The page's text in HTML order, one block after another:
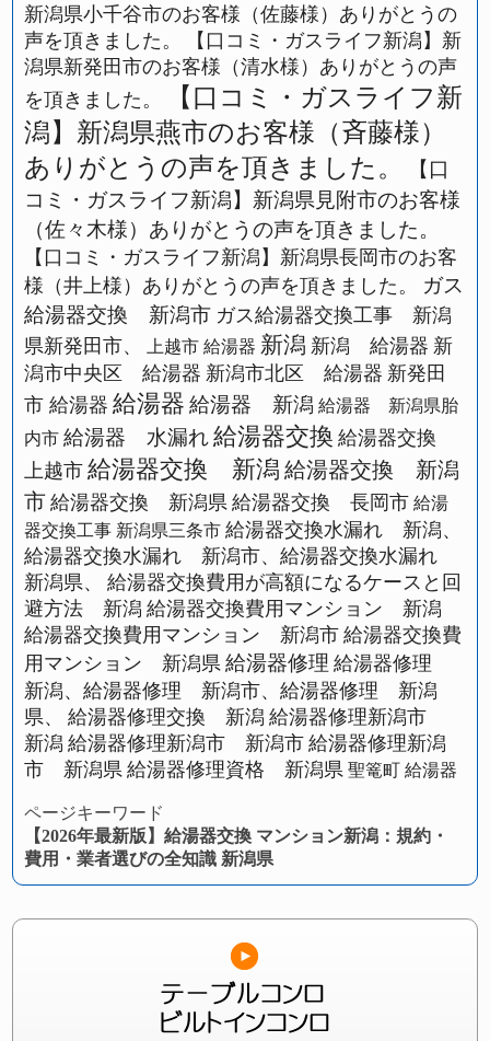
新潟県小千谷市のお客様（佐藤様）ありがとうの
声を頂きました。
【口コミ・ガスライフ新潟】新
潟県新発田市のお客様（清水様）ありがとうの声
を頂きました。
【口コミ・ガスライフ新
潟】新潟県燕市のお客様（斉藤様）
ありがとうの声を頂きました。
【口
コミ・ガスライフ新潟】新潟県見附市のお客様
（佐々木様）ありがとうの声を頂きました。
【口コミ・ガスライフ新潟】新潟県長岡市のお客
様（井上様）ありがとうの声を頂きました。
ガス
給湯器交換 新潟市 ガス給湯器交換工事 新潟
県新発田市、
上越市 給湯器 新潟 新潟 給湯器 新
潟市中央区 給湯器 新潟市北区 給湯器 新発田
市 給湯器 給湯器 給湯器 新潟 給湯器 新潟県胎
内市 給湯器 水漏れ 給湯器交換 給湯器交換
上越市 給湯器交換 新潟 給湯器交換 新潟
市 給湯器交換 新潟県 給湯器交換 長岡市 給湯
器交換工事 新潟県三条市 給湯器交換水漏れ 新潟、
給湯器交換水漏れ 新潟市、給湯器交換水漏れ
新潟県、
給湯器交換費用が高額になるケースと回
避方法 新潟 給湯器交換費用マンション 新潟
給湯器交換費用マンション 新潟市 給湯器交換費
用マンション 新潟県 給湯器修理 給湯器修理
新潟、給湯器修理 新潟市、給湯器修理 新潟
県、
給湯器修理交換 新潟 給湯器修理新潟市
新潟 給湯器修理新潟市 新潟市 給湯器修理新潟
市 新潟県 給湯器修理資格 新潟県 聖篭町 給湯器
ページキーワード
【2026年最新版】給湯器交換 マンション新潟：規約・
費用・業者選びの全知識 新潟県